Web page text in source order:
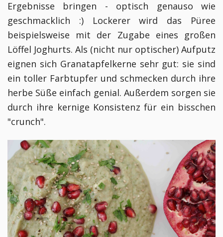
Ergebnisse bringen - optisch genauso wie
geschmacklich :) Lockerer wird das Püree
beispielsweise mit der Zugabe eines großen
Löffel Joghurts. Als (nicht nur optischer) Aufputz
eignen sich Granatapfelkerne sehr gut: sie sind
ein toller Farbtupfer und schmecken durch ihre
herbe Süße einfach genial. Außerdem sorgen sie
durch ihre kernige Konsistenz für ein bisschen
"crunch".